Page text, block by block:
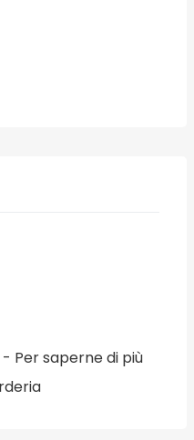
Per saperne di più